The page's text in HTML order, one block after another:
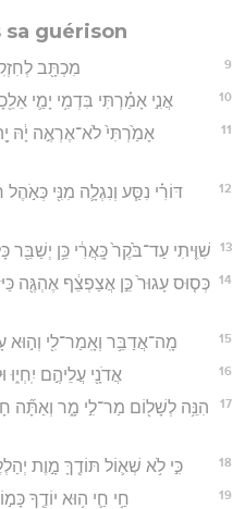
sa guérison
9 מִכְתָּ֖ב
10 אֲנִ֣י אָמַ֗רְתִּי בִּדְמִ֥י יָמַ֛י
11
אָמַ֙רְתִּי֙ לֹא־אֶרְאֶ֣ה יָ֔הּ
12
דּוֹרִ֗י נִסַּ֧ע וְנִגְלָ֛ה מִנִּ֖י
13 שִׁוִּ֤יתִי עַד־בֹּ֙קֶר֙ כָּֽאֲרִ֔י כֵּ֥ן יְשַׁבֵּ֖ר
14
כְּס֤וּס עָגוּר֙ כֵּ֣ן אֲצַפְצֵ֔ף אֶהְגֶּ֖ה
15 מָֽה־אֲדַבֵּ֥ר וְאָֽמַר־לִ֖י וְה֣וּא
16 אֲדֹנָ֖י עֲלֵיהֶ֣ם יִֽחְי֑וּ
17
הִנֵּ֥ה לְשָׁל֖וֹם מַר־לִ֣י מָ֑ר
18 כִּ֣י לֹ֥א שְׁא֛וֹל תּוֹדֶ֖ךָּ מָ֣וֶת
19 חַ֥י חַ֛י ה֥וּא יוֹדֶ֖ךָ